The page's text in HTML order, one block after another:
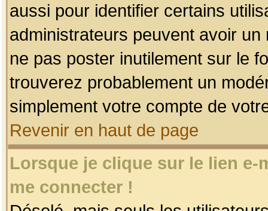
aussi pour identifier certains
administrateurs peuvent avoir
ne pas poster inutilement sur le
trouverez probablement un
simplement votre compte de
Revenir en haut de page
Lorsque je clique sur le lien
me connecter !